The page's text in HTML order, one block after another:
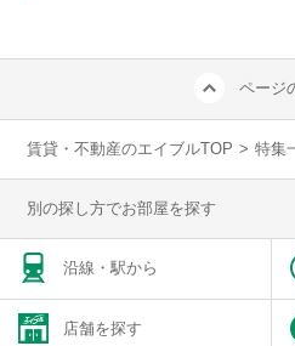
ページ
賃貸・不動産のエイブルTOP > 特集
別の探し方でお部屋を探す
沿線・駅から
店舗を探す